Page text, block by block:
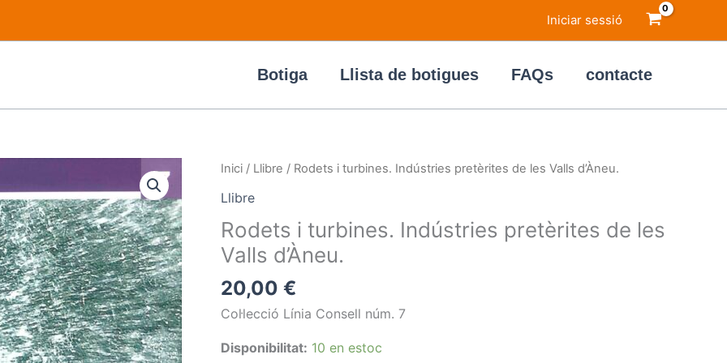
Iniciar sessió
Botiga Llista de botigues FAQs contacte
Inici / Llibre / Rodets i turbines. Indústries pretèrites de les Valls d’Àneu.
Llibre
Rodets i turbines. Indústries pretèrites de les
Valls d’Àneu.
20,00 €
Col·lecció Línia Consell núm. 7
Disponibilitat: 10 en estoc
quantitat
de
turbines.
pretèrites
de
Valls